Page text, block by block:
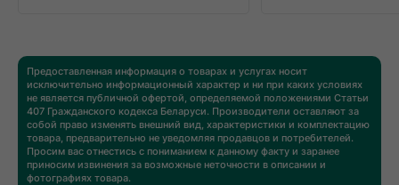
Предоставленная информация о товарах и услугах носит
исключительно информационный характер и ни при каких условиях
не является публичной офертой, определяемой положениями Статьи
407 Гражданского кодекса Беларуси. Производители оставляют за
собой право изменять внешний вид, характеристики и комплектацию
товара, предварительно не уведомляя продавцов и потребителей.
Просим вас отнестись с пониманием к данному факту и заранее
приносим извинения за возможные неточности в описании и
фотографиях товара.